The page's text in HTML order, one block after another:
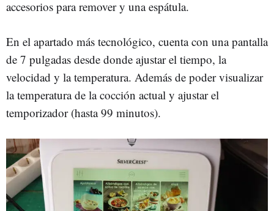
accesorios para remover y una espátula.
En el apartado más tecnológico, cuenta con una pantalla
de 7 pulgadas desde donde ajustar el tiempo, la
velocidad y la temperatura. Además de poder visualizar
la temperatura de la cocción actual y ajustar el
temporizador (hasta 99 minutos).